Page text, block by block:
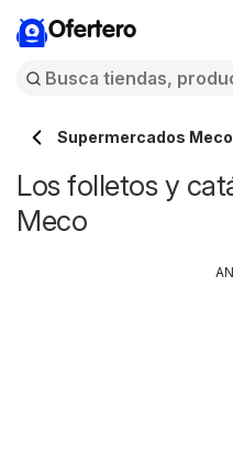
Ofertero
Supermercados Meco
Los folletos y
Meco